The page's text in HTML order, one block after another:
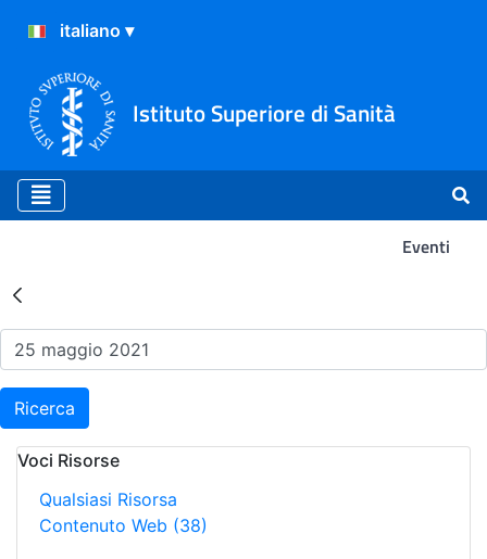
Istituto Superiore di Sanità
Eventi
Risultati della Ricerca -
Ricerca
Voci Risorse
Qualsiasi Risorsa
Contenuto Web (38)